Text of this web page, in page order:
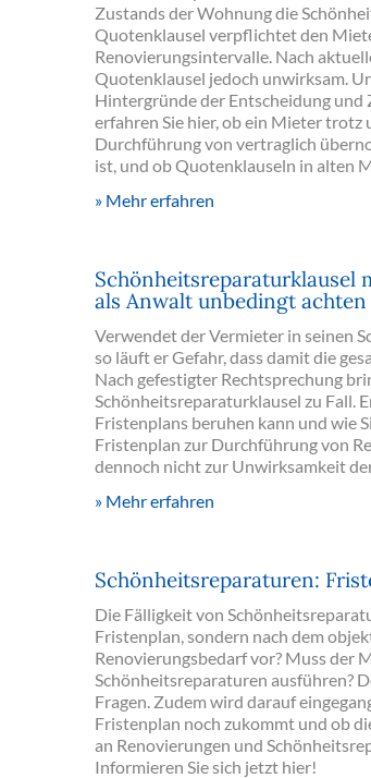
Zustands der Wohnung die
Quotenklausel verpflichtet den
Renovierungsintervalle. Nach
Quotenklausel jedoch unwirksam.
Hintergründe der Entscheidung
erfahren Sie hier, ob ein Mieter
Durchführung von vertraglich
ist, und ob Quotenklauseln in alten
Mehr erfahren
Schönheitsreparaturklausel
als Anwalt unbedingt achten
Verwendet der Vermieter in seinen
so läuft er Gefahr, dass damit die
Nach gefestigter Rechtsprechung
Schönheitsreparaturklausel zu Fall.
Fristenplans beruhen kann und wie
Fristenplan zur Durchführung von
dennoch nicht zur Unwirksamkeit
Mehr erfahren
Schönheitsreparaturen:
Die Fälligkeit von
Fristenplan, sondern nach dem
Renovierungsbedarf vor? Muss der
Schönheitsreparaturen ausführen?
Fragen. Zudem wird darauf
Fristenplan noch zukommt und ob
an Renovierungen und
Informieren Sie sich jetzt hier!